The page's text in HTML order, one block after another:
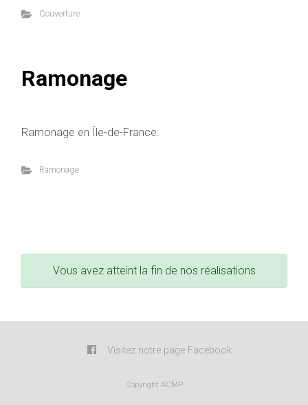
Couverture
Ramonage
Ramonage en Île-de-France.
Ramonage
Vous avez atteint la fin de nos réalisations
Visitez notre page Facebook
Copyright ACMP